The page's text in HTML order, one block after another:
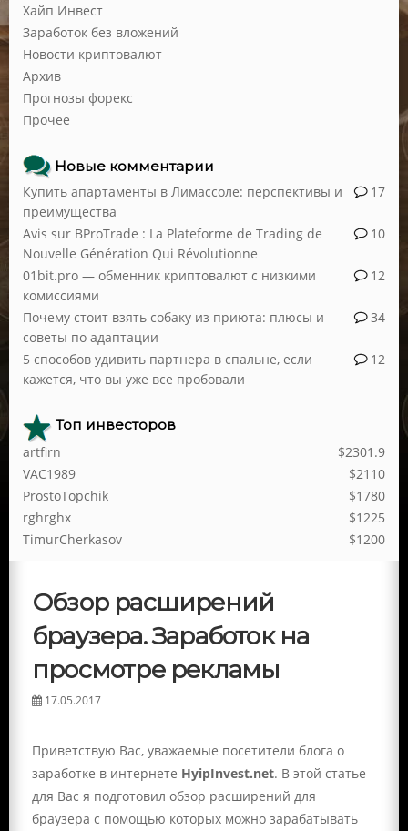
Хайп Инвест
Заработок без вложений
Новости криптовалют
Архив
Прогнозы форекс
Прочее
Новые комментарии
17
Купить апартаменты в Лимассоле: перспективы и
преимущества
10
Avis sur BProTrade : La Plateforme de Trading de
Nouvelle Génération Qui Révolutionne
12
01bit.pro — обменник криптовалют с низкими
комиссиями
34
Почему стоит взять собаку из приюта: плюсы и
советы по адаптации
12
5 способов удивить партнера в спальне, если
кажется, что вы уже все пробовали
Топ инвесторов
$2301.9
artfirn
$2110
VAC1989
$1780
ProstoTopchik
$1225
rghrghx
$1200
TimurCherkasov
Обзор расширений
браузера. Заработок на
просмотре рекламы
17.05.2017
Приветствую Вас, уважаемые посетители блога о
заработке в интернете HyipInvest.net. В этой статье
для Вас я подготовил обзор расширений для
браузера с помощью которых можно зарабатывать